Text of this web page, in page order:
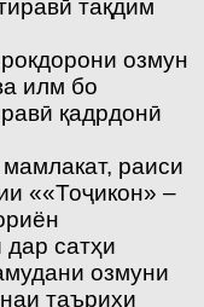
тақдим
озмун
илм бо
қадрдонӣ
раиси
««Тоҷикон» –
сатҳи
озмуни
таърихи